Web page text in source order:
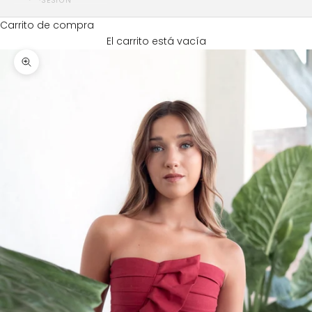
Carrito de compra
El carrito está vacía
Zoom